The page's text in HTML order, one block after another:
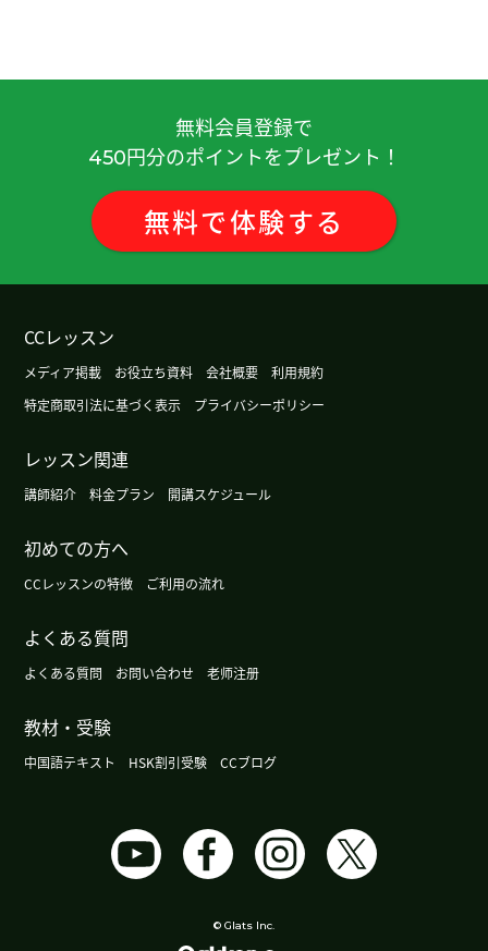
( 50代 男性 )
课见！( 50代 男性 )
今天辛苦了～，下节课见。
保护和保障消费者权益本來是件好事，但最近却出
现了过度保护的情况，导致对企业而言变得不公平
我也觉得这件事件平台方肯定也有问题。我一直认
钱的制度确实存在问题。
日本电动汽车的普及率目前仍仅为2%至3%左右。
课再见。
大阪很热闹的地方是梅田和难波。现在外国的游客
下课后我一直在寻找以左手为主角的场面。但是我
可能睡不着。谢谢老师，下次见！
無料会員登録で
450円分のポイントをプレゼント！
無料で体験する
CCレッスン
メディア掲載 お役立ち資料 会社概要
利用規約
特定商取引法に基づく表示
プライバシーポリシー
レッスン関連
講師紹介 料金プラン 開講スケジュール
初めての方へ
CCレッスンの特徴 ご利用の流れ
よくある質問
よくある質問 お問い合わせ 老师注册
教材・受験
中国語テキスト HSK割引受験 CCブログ
© Glats Inc.